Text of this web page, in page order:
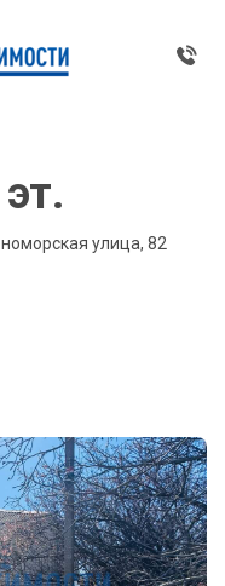
улица, 82